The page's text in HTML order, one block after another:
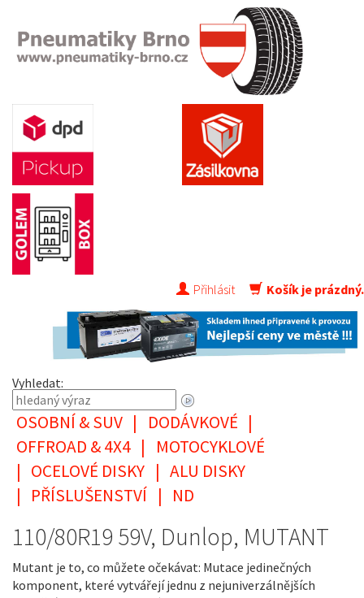
Přihlásit Košík je prázdný.
Vyhledat:
OSOBNÍ & SUV | DODÁVKOVÉ |
OFFROAD & 4X4 |
MOTOCYKLOVÉ
| OCELOVÉ DISKY | ALU DISKY
| PŘÍSLUŠENSTVÍ | ND
110/80R19 59V, Dunlop, MUTANT
Mutant je to, co můžete očekávat: Mutace jedinečných
komponent, které vytvářejí jednu z nejuniverzálnějších